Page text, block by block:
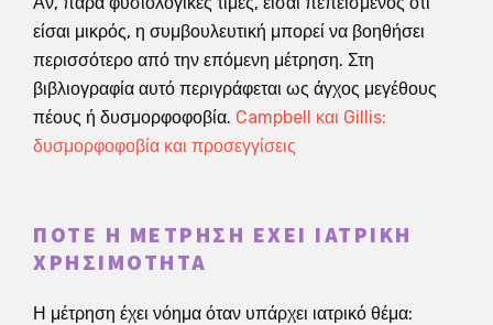
είσαι μικρός, η συμβουλευτική μπορεί να βοηθήσει
περισσότερο από την επόμενη μέτρηση. Στη
βιβλιογραφία αυτό περιγράφεται ως άγχος μεγέθους
πέους ή δυσμορφοφοβία. Campbell και Gillis:
δυσμορφοφοβία και προσεγγίσεις
ΠΌΤΕ Η ΜΈΤΡΗΣΗ ΈΧΕΙ ΙΑΤΡΙΚΉ
ΧΡΗΣΙΜΌΤΗΤΑ
Η μέτρηση έχει νόημα όταν υπάρχει ιατρικό θέμα: